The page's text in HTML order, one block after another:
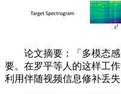
论文摘要：「多模态感
要。在罗平等人的这样工
利用伴随视频信息修补丢失